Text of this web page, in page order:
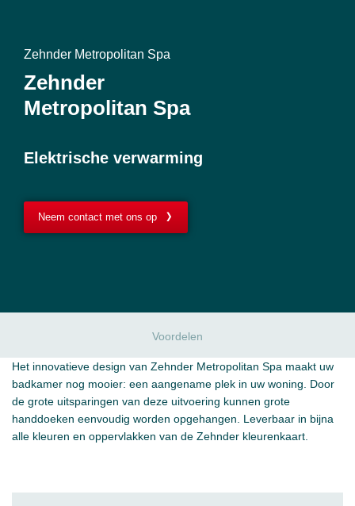
Zehnder Metropolitan Spa
Zehnder
Metropolitan Spa
Elektrische verwarming
Neem contact met ons op
Voordelen
Het innovatieve design van Zehnder Metropolitan Spa maakt uw
badkamer nog mooier: een aangename plek in uw woning. Door
de grote uitsparingen van deze uitvoering kunnen grote
handdoeken eenvoudig worden opgehangen. Leverbaar in bijna
alle kleuren en oppervlakken van de Zehnder kleurenkaart.